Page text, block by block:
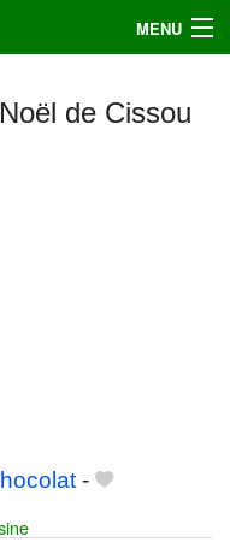
MENU
de Cissou
-